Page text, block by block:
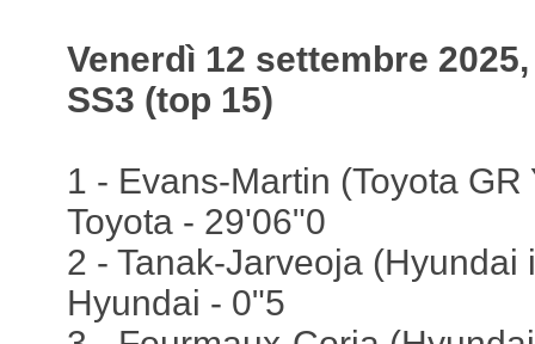
Venerdì 12 settembre
SS3 (top 15)
1 - Evans-Martin (Toyota GR
Toyota - 29'06"0
2 - Tanak-Jarveoja (Hyundai
Hyundai - 0"5